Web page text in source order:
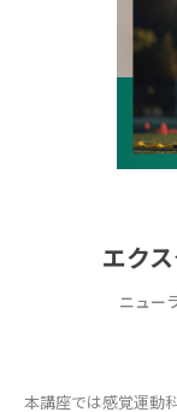
エク
ニュー
本講座では感覚運動